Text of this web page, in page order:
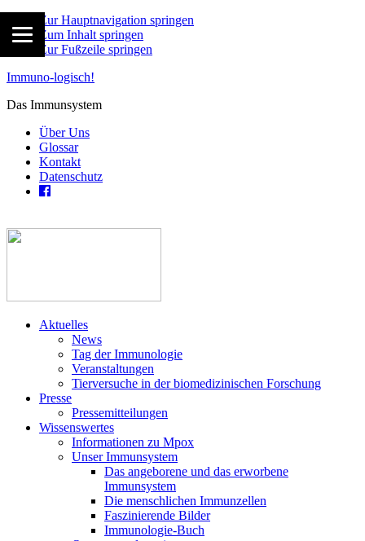
Zur Hauptnavigation springen
Zum Inhalt springen
Zur Fußzeile springen
Immuno-logisch!
Das Immunsystem
Über Uns
Glossar
Kontakt
Datenschutz
Aktuelles
News
Tag der Immunologie
Veranstaltungen
Tierversuche in der biomedizinischen Forschung
Presse
Pressemitteilungen
Wissenswertes
Informationen zu Mpox
Unser Immunsystem
Das angeborene und das erworbene
Immunsystem
Die menschlichen Immunzellen
Faszinierende Bilder
Immunologie-Buch